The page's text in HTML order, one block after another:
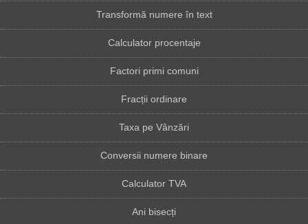
Transformă numere în text
Calculator procentaje
Factori primi comuni
Fracții ordinare
Taxa pe Vânzări
Conversii numere binare
Calculator TVA
Ani bisecți